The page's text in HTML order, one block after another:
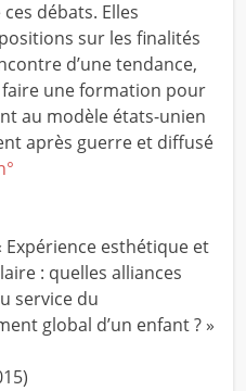
débats. Elles
sur les finalités
d’une tendance,
une formation pour
au modèle états-unien
après guerre et diffusé
Expérience esthétique et
: quelles alliances
service du
global d’un enfant ? »